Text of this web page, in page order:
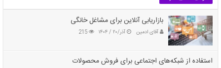
بازاریابی آنلاین برای مشاغل خانگی
آقای ادمین آذر/۲۰ / ۱۴۰۴ 215
استفاده از شبکه‌های اجتماعی برای فروش محصولات